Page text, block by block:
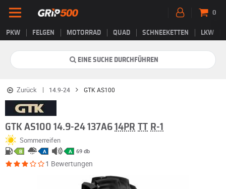
PKW FELGEN MOTORRAD QUAD SCHNEEKETTEN LKW
0
EINE SUCHE DURCHFÜHREN
Zurück 14.9-24 GTK AS100
GTK AS100 14.9-24 137A6 14PR TT R-1
Sommerreifen
B A A 69 db
1 Bewertungen